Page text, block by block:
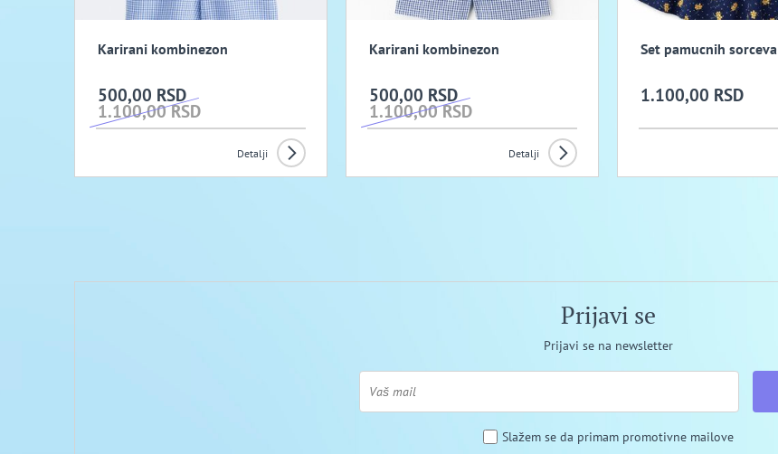
Karirani kombinezon
500,00 RSD
1.100,00 RSD
Detalji
Karirani kombinezon
500,00 RSD
1.100,00 RSD
Detalji
Set pamucnih sorceva
1.100,00 RSD
Prijavi se
Prijavi se na newsletter
Slažem se da primam promotivne mailove